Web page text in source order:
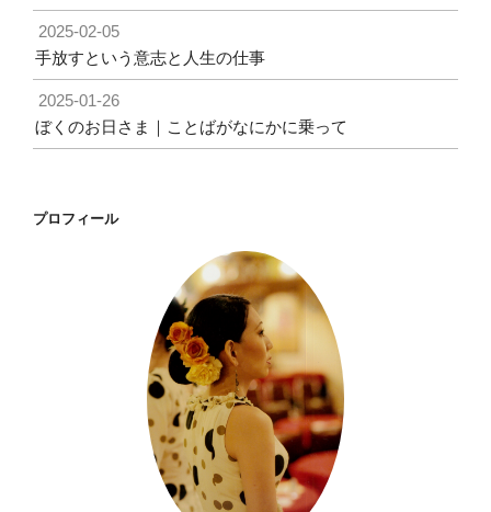
2025-02-05
手放すという意志と人生の仕事
2025-01-26
ぼくのお日さま｜ことばがなにかに乗って
プロフィール